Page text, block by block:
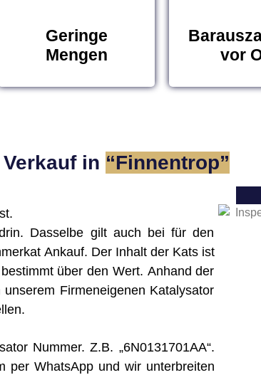
Geringe
Mengen
vor
in “ Finnentrop ”
Dasselbe gilt auch bei für den
Ankauf. Der Inhalt der Kats ist
über den Wert. Anhand der
Firmeneigenen Katalysator
Nummer. Z.B. „6N0131701AA“.
per WhatsApp und wir unterbreiten